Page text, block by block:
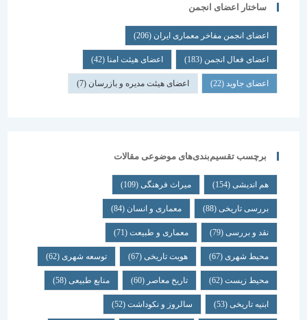
ساختار اعضای انجمن
اعضای انجمن مفاخر معماری ایران (206)
اعضای فعال انجمن(183) اعضای هیئت امنا(42)
اعضای جاوید(22) اعضای هیئت مدیره و بازرسان(7)
برچسب تقسیم‌بندی‌های موضوعی مقالات
هم اندیشی (154) میراث فرهنگی (109)
بررسی تاریخی (88) معماری و انسان (84)
نقد و بررسی (79) معماری و طبیعت (71)
محیط شهری(67) هویت تاریخی(67) توسعه شهری(62)
محیط زیست(62) تاریخ معاصر(60) منابع طبیعی(58)
ابنیه تاریخی(53) سالروز و نکوداشت(52)